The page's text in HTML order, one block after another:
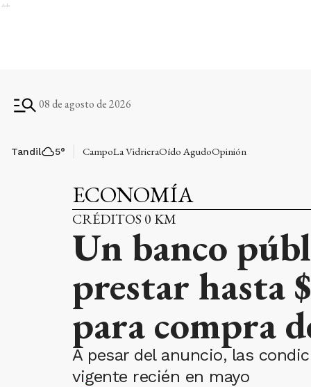
Ads
08 de agosto de 2026
Tandil 5° CampoLa VidrieraOído AgudoOpinión
ECONOMÍA
CRÉDITOS 0 KM
Un banco
prestar hasta
para compra
A pesar del anuncio, las
vigente recién en mayo